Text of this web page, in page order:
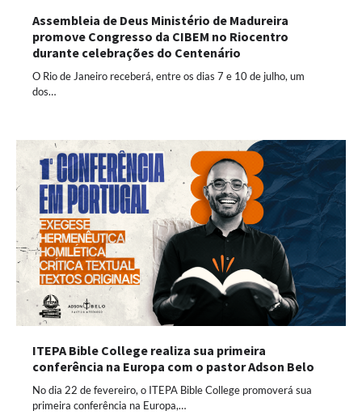
Assembleia de Deus Ministério de Madureira
promove Congresso da CIBEM no Riocentro
durante celebrações do Centenário
O Rio de Janeiro receberá, entre os dias 7 e 10 de julho, um
dos…
ITEPA Bible College realiza sua primeira
conferência na Europa com o pastor Adson Belo
No dia 22 de fevereiro, o ITEPA Bible College promoverá sua
primeira conferência na Europa,…